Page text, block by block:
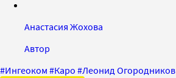
Анастасия Жохова
Автор
#Ингеоком #Каро #Леонид Огородников